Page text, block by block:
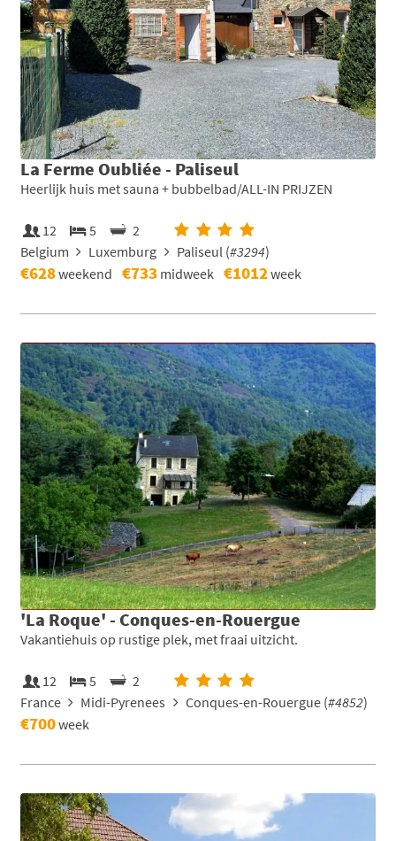
La Ferme Oubliée - Paliseul
Heerlijk huis met sauna + bubbelbad/ALL-IN PRIJZEN
12 5
2
Belgium
Luxemburg Paliseul (#3294)
€628weekend €733 midweek €1012week
'La Roque' - Conques-en-Rouergue
Vakantiehuis op rustige plek, met fraai uitzicht.
12 5
2
France
Midi-Pyrenees Conques-en-Rouergue (#4852)
€700week